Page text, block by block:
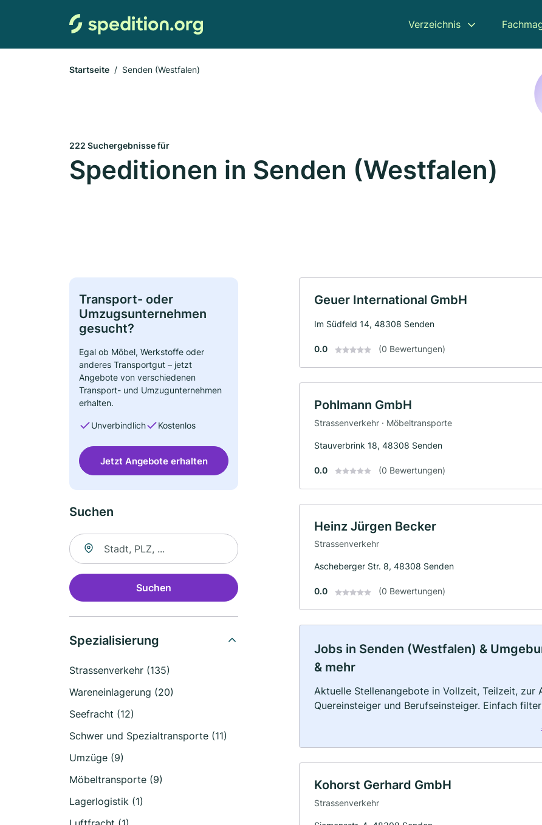
Verzeichnis
Startseite Senden (Westfalen)
222 Suchergebnisse für
Speditionen in Senden (Westfalen)
Transport- oder
Umzugsunternehmen
gesucht?
Egal ob Möbel, Werkstoffe oder
anderes Transportgut – jetzt
Angebote von verschiedenen
Transport- und Umzugunternehmen
erhalten.
Unverbindlich Kostenlos
Jetzt Angebote erhalten
Suchen
Suche nach Ort
Suchen
Spezialisierung
Strassenverkehr (135)
Wareneinlagerung (20)
Seefracht (12)
Schwer und Spezialtransporte (11)
Umzüge (9)
Möbeltransporte (9)
Lagerlogistik (1)
Geuer International GmbH
Im Südfeld 14, 48308 Senden
0.0 (0 Bewertungen)
Pohlmann GmbH
Strassenverkehr · Möbeltransporte
Stauverbrink 18, 48308 Senden
0.0 (0 Bewertungen)
Heinz Jürgen Becker
Strassenverkehr
Ascheberger Str. 8, 48308 Senden
0.0 (0 Bewertungen)
Jobs in Senden (Westfalen) &
& mehr
Aktuelle Stellenangebote in Vollzeit, Teilzeit, zur
Quereinsteiger und Berufseinsteiger. Einfach
Kohorst Gerhard GmbH
Strassenverkehr